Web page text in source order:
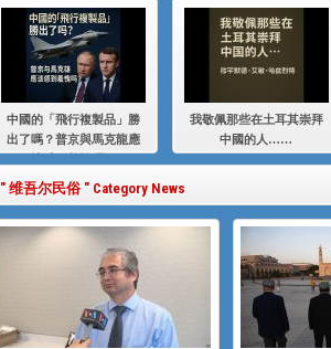
伊利夏提：在自责与内疚中的挣扎
伊利夏提：消失在集中营的红衣女
伊利夏提：满目苍夷2020，难见彼
中國的「飛行複製品」勝
出了嗎？普京與馬克龍應
我敬佩那些在土耳其崇拜
中國的人……
" 维吾尔民俗 " Category News